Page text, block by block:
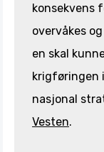
konsekvens
overvåkes
en skal
krigføringen
nasjonal
Vesten.